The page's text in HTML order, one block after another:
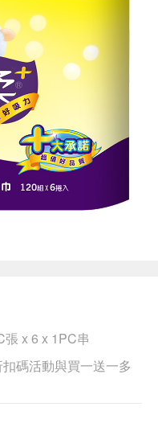
x 6 x 1PC串
碼活動與買一送一多